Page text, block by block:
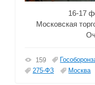
16-17
Московская
159
275-ФЗ
Москва